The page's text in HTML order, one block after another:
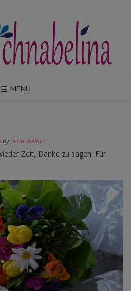
MENU
bySchnabelina
Zeit, Danke zu sagen. Für